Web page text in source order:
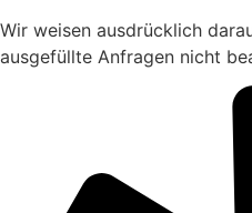
Wir weisen ausdrücklich
ausgefüllte Anfragen nicht